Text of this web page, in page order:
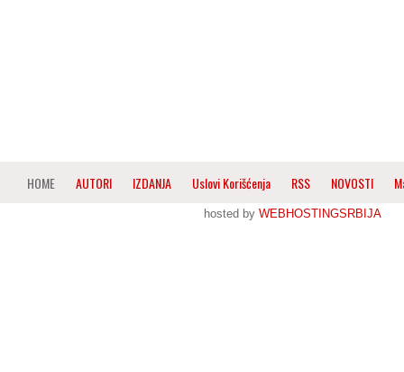
HOME AUTORI IZDANJA Uslovi Korišćenja RSS NOVOSTI
hosted by WEBHOSTINGSRBIJA